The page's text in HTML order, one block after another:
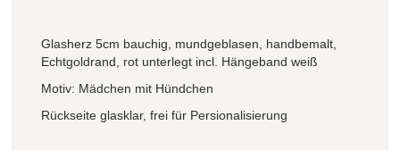
Glasherz 5cm bauchig, mundgeblasen, handbemalt,
Echtgoldrand, rot unterlegt incl. Hängeband weiß
Motiv: Mädchen mit Hündchen
Rückseite glasklar, frei für Persionalisierung